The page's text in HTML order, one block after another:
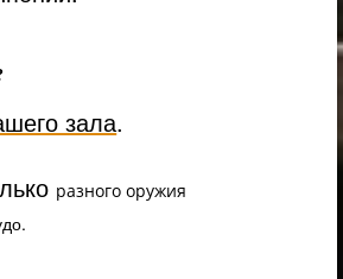
зала.
разного оружия